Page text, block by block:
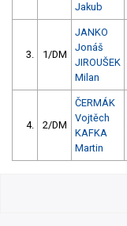
Jakub
3. 1/DM
JANKO
Jonáš
JIROUŠEK
Milan
4. 2/DM
ČERMÁK
Vojtěch
KAFKA
Martin